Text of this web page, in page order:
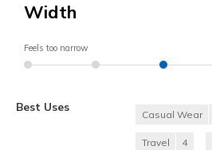
Width
Feels too narrow
Best Uses
Casual Wear
Travel 4